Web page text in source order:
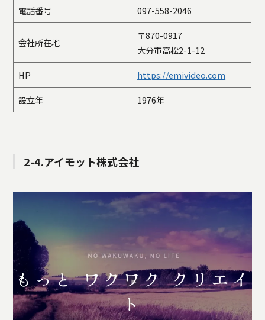
電話番号 097-558-2046
会社所在地
〒870-0917
大分市高松2-1-12
HP
https://emivideo.com
設立年
1976年
2-4.アイモット株式会社